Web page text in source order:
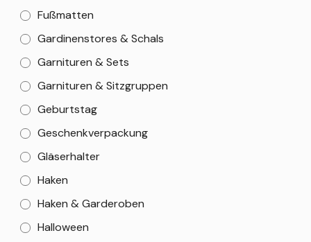
Fußmatten
Gardinenstores & Schals
Garnituren & Sets
Garnituren & Sitzgruppen
Geburtstag
Geschenkverpackung
Gläserhalter
Haken
Haken & Garderoben
Halloween